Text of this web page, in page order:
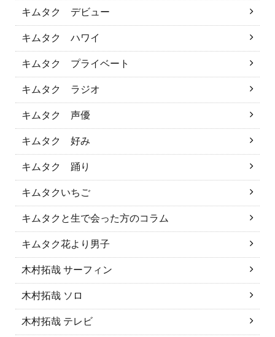
キムタク デビュー
キムタク ハワイ
キムタク プライベート
キムタク ラジオ
キムタク 声優
キムタク 好み
キムタク 踊り
キムタクいちご
キムタクと生で会った方のコラム
キムタク花より男子
木村拓哉 サーフィン
木村拓哉 ソロ
木村拓哉 テレビ